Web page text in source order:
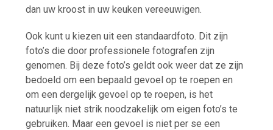
dan uw kroost in uw keuken vereeuwigen.
Ook kunt u kiezen uit een standaardfoto. Dit zijn
foto’s die door professionele fotografen zijn
genomen. Bij deze foto’s geldt ook weer dat ze zijn
bedoeld om een bepaald gevoel op te roepen en
om een dergelijk gevoel op te roepen, is het
natuurlijk niet strik noodzakelijk om eigen foto’s te
gebruiken. Maar een gevoel is niet per se een